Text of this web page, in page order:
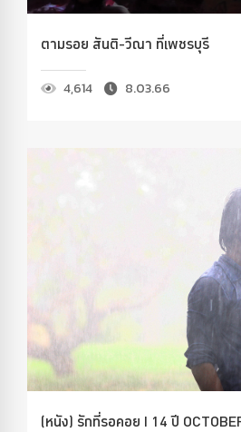
ตามรอย สันติ-วีณา ที่เพชรบุรี
4,614 8.03.66
(หนัง) รักที่รอคอย I 14 ปี